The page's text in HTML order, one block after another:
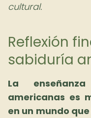
cultural.
Reflexión
sabiduría
La
americanas es
en un mundo